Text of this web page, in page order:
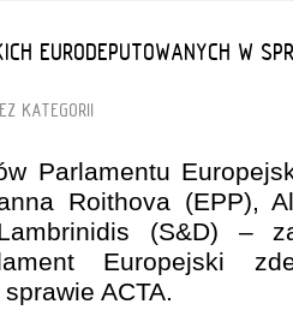
EURODEPUTOWANYCH W
KATEGORII
Parlamentu
Roithova (EPP),
(S&D) –
Europejski
ACTA.